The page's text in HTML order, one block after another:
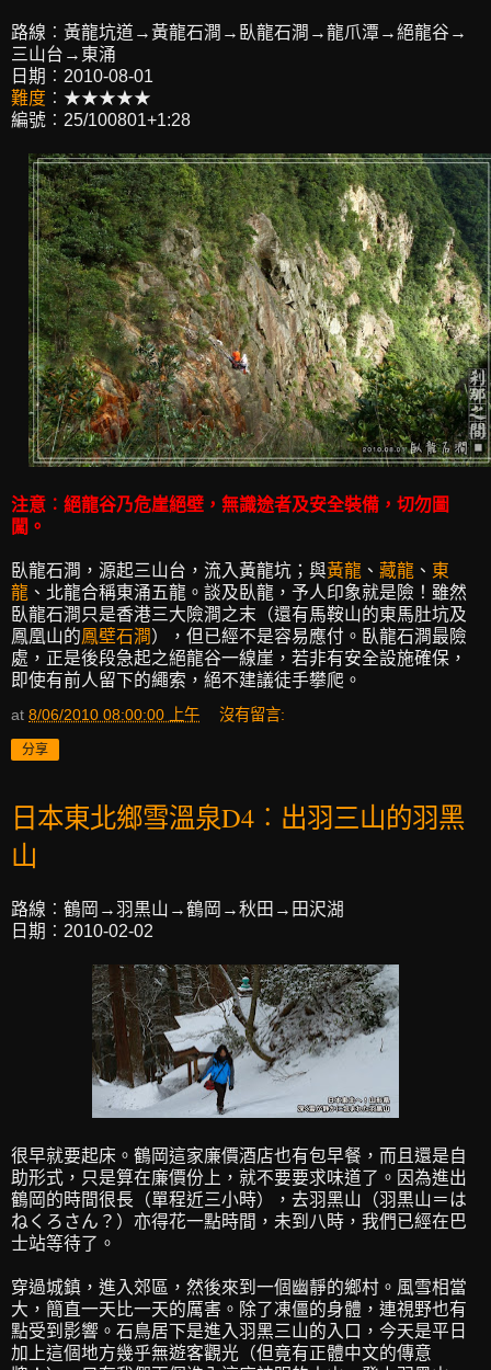
路線︰黃龍坑道→黃龍石澗→臥龍石澗→龍爪潭→絕龍谷→
三山台→東涌
日期︰2010-08-01
難度 ︰★★★★★
編號︰25/100801+1:28
注意︰絕龍谷乃危崖絕壁，無識途者及安全裝備，切勿圖
闖。
臥龍石澗，源起三山台，流入黃龍坑；與黃龍 、 藏龍 、 東
龍 、北龍合稱東涌五龍。談及臥龍，予人印象就是險！雖然
臥龍石澗只是香港三大險澗之末（還有馬鞍山的東馬肚坑及
鳳凰山的鳳壁石澗），但已經不是容易應付。臥龍石澗最險
處，正是後段急起之絕龍谷一線崖，若非有安全設施確保，
即使有前人留下的繩索，絕不建議徒手攀爬。
at 8/06/2010 08:00:00 上午 沒有留言:
分享
日本東北鄉雪溫泉D4︰出羽三山的羽黑
山
路線︰鶴岡→羽黒山→鶴岡→秋田→田沢湖
日期︰2010-02-02
很早就要起床。鶴岡這家廉價酒店也有包早餐，而且還是自
助形式，只是算在廉價份上，就不要要求味道了。因為進出
鶴岡的時間很長（單程近三小時），去羽黑山（羽黒山＝は
ねくろさん？）亦得花一點時間，未到八時，我們已經在巴
士站等待了。
穿過城鎮，進入郊區，然後來到一個幽靜的鄉村。風雪相當
大，簡直一天比一天的厲害。除了凍僵的身體，連視野也有
點受到影響。石鳥居下是進入羽黑三山的入口，今天是平日
加上這個地方幾乎無遊客觀光（但竟有正體中文的傳意